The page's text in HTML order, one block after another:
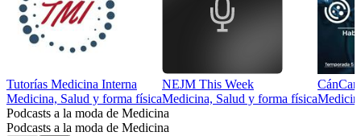
Tutorías Medicina Interna
Medicina, Salud y forma física
NEJM This Week
Medicina, Salud y forma física
Podcasts a la moda de Medicina
Podcasts a la moda de Medicina